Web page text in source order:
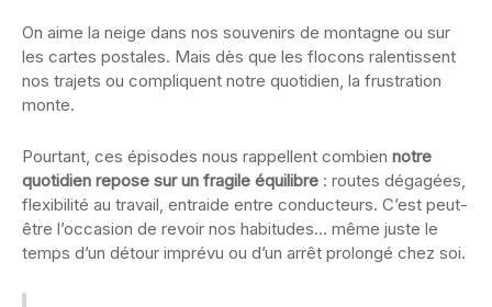
On aime la neige dans nos souvenirs de montagne ou sur
les cartes postales. Mais dès que les flocons ralentissent
nos trajets ou compliquent notre quotidien, la frustration
monte.
Pourtant, ces épisodes nous rappellent combien notre
quotidien repose sur un fragile équilibre : routes dégagées,
flexibilité au travail, entraide entre conducteurs. C’est peut-
être l’occasion de revoir nos habitudes… même juste le
temps d’un détour imprévu ou d’un arrêt prolongé chez soi.